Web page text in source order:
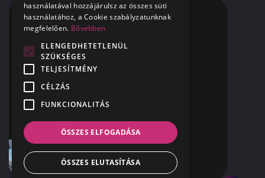
KAPCSOLAT
+36 1 424 9000
+1 313 655 7459
segitunk@42NET.hu
400 Renaissance Center Suite 2647
Detroit, MIUSA 48243
használatával hozzájárulsz az összes süti
használatához, a Cookie szabályzatunknak
megfelelően. Bővebben
ELENGEDHETETLENÜL
SZÜKSÉGES
TELJESÍTMÉNY
CÉLZÁS
FUNKCIONALITÁS
ÖSSZES ELFOGADÁSA
ÖSSZES ELUTASÍTÁSA